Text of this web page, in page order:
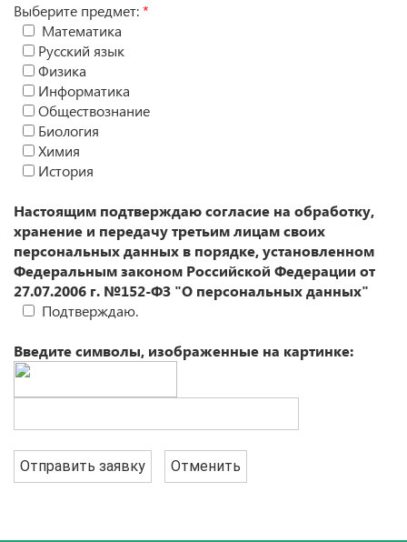
Выберите предмет:*
Математика
Русский язык
Физика
Информатика
Обществознание
Биология
Химия
История
Настоящим подтверждаю согласие на обработку,
хранение и передачу третьим лицам своих
персональных данных в порядке, установленном
Федеральным законом Российской Федерации от
27.07.2006 г. №152-ФЗ "О персональных данных"
Подтверждаю.
Введите символы, изображенные на картинке: